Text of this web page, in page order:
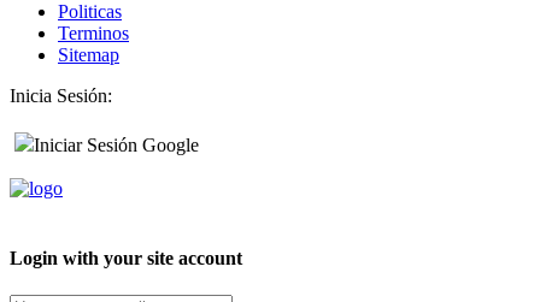
Politicas
Terminos
Sitemap
Inicia Sesión:
Iniciar Sesión Google
Login with your site account